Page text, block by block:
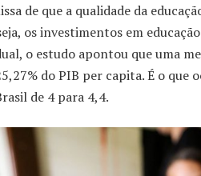
de que a qualidade da
os investimentos em
o estudo apontou que uma
do PIB per capita. É o
de 4 para 4,4.